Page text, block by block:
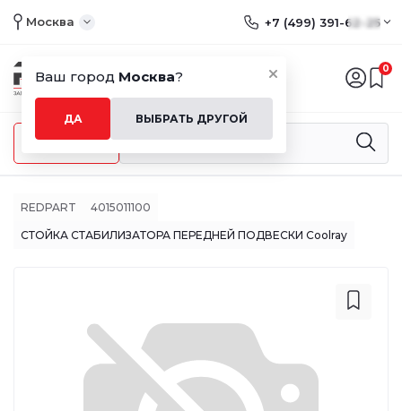
Ваш город Москва?
ДА ВЫБРАТЬ ДРУГОЙ
Москва +7 (499) 391-62-25
0
Меню
REDPART 4015011100
СТОЙКА СТАБИЛИЗАТОРА ПЕРЕДНЕЙ ПОДВЕСКИ Coolray